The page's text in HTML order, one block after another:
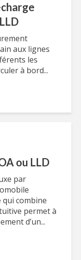
aux lignes
les
à bord...
ou LLD
par
qui combine
permet à
d’un...